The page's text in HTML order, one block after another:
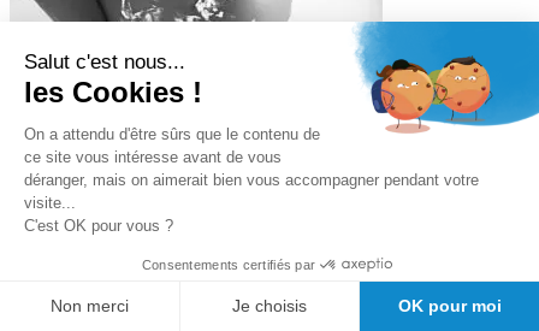
Stéthoscope
pour grossesse : comment écouter bébé ?
Histoire du
Salut c'est nous...
les Cookies !
On a attendu d'être sûrs que le contenu de
ce site vous intéresse avant de vous
déranger, mais on aimerait bien vous accompagner pendant votre
visite...
C'est OK pour vous ?
Consentements certifiés par
Non merci Je choisis OK pour moi